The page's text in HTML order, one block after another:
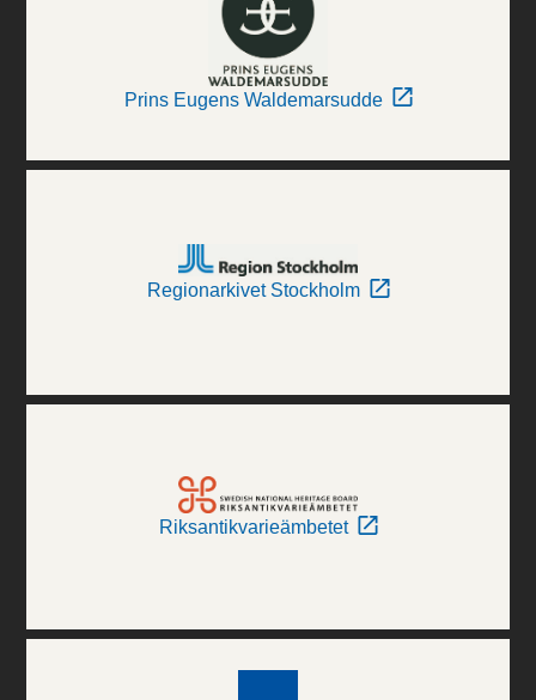
Prins Eugens Waldemarsudde
Regionarkivet Stockholm
Riksantikvarieämbetet